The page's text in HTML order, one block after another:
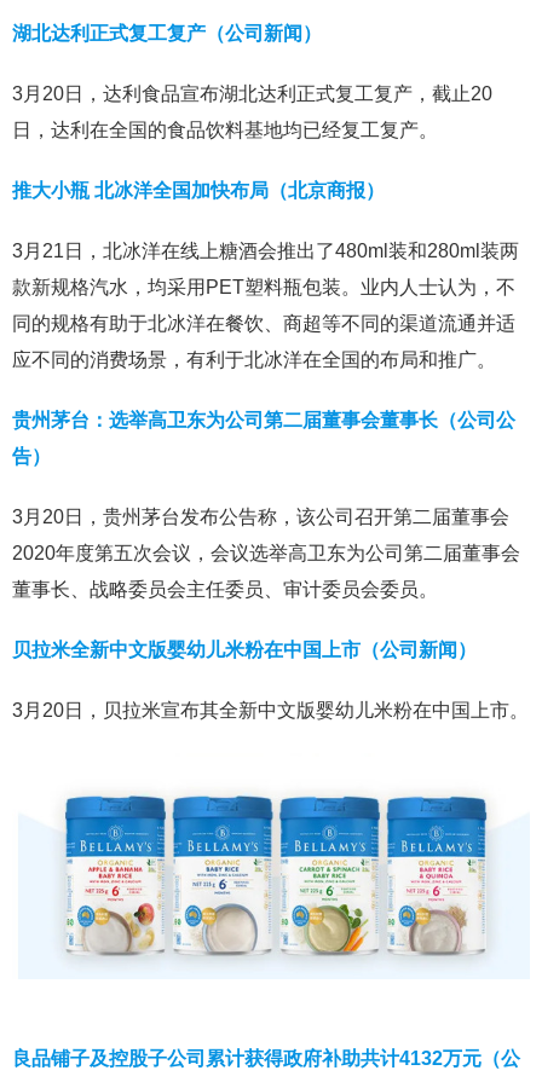
湖北达利正式复工复产（公司新闻）
3月20日，达利食品宣布湖北达利正式复工复产，截止20
日，达利在全国的食品饮料基地均已经复工复产。
推大小瓶 北冰洋全国加快布局（北京商报）
3月21日，北冰洋在线上糖酒会推出了480ml装和280ml装两
款新规格汽水，均采用PET塑料瓶包装。业内人士认为，不
同的规格有助于北冰洋在餐饮、商超等不同的渠道流通并适
应不同的消费场景，有利于北冰洋在全国的布局和推广。
贵州茅台：选举高卫东为公司第二届董事会董事长（公司公
告）
3月20日，贵州茅台发布公告称，该公司召开第二届董事会
2020年度第五次会议，会议选举高卫东为公司第二届董事会
董事长、战略委员会主任委员、审计委员会委员。
贝拉米全新中文版婴幼儿米粉在中国上市（公司新闻）
3月20日，贝拉米宣布其全新中文版婴幼儿米粉在中国上市。
良品铺子及控股子公司累计获得政府补助共计4132万元（公